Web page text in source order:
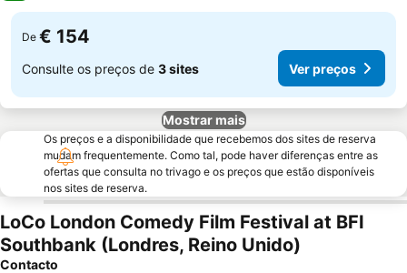
De € 154
Consulte os preços de 3 sites Ver preços
Mostrar mais
Os preços e a disponibilidade que recebemos dos sites de reserva
mudam frequentemente. Como tal, pode haver diferenças entre as
ofertas que consulta no trivago e os preços que estão disponíveis
nos sites de reserva.
LoCo London Comedy Film Festival at BFI
Southbank (Londres, Reino Unido)
Contacto